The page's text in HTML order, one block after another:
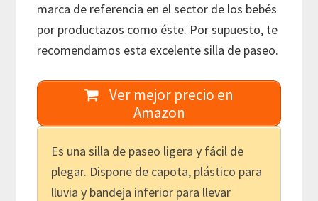
marca de referencia en el sector de los bebés
por productazos como éste. Por supuesto, te
recomendamos esta excelente silla de paseo.
Ver mejor precio en
Amazon
Es una silla de paseo ligera y fácil de
plegar. Dispone de capota, plástico para
lluvia y bandeja inferior para llevar